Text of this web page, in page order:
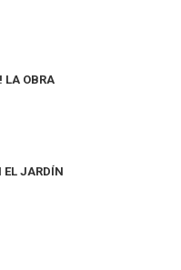
LA OBRA
EL JARDÍN